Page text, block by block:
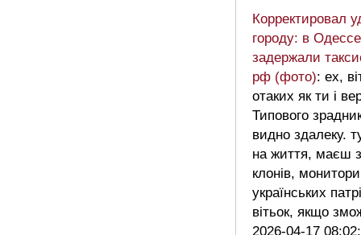
Корректировал
городу: в Одессе
задержали
рф (фото): ех,
отаких як ти і
Типового
видно здалеку.
на життя, маєш
клонів,
українських
вітьок, якщо
2026-04-17